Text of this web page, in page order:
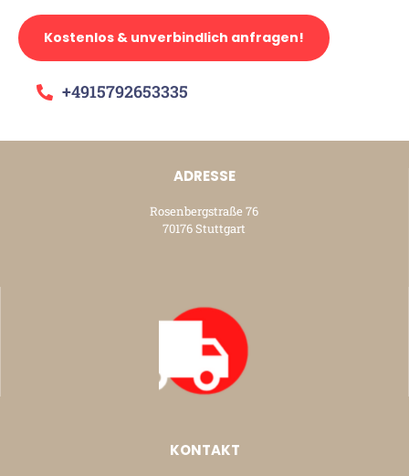
Kostenlos & unverbindlich anfragen!
+4915792653335
ADRESSE
Rosenbergstraße 76
70176 Stuttgart
KONTAKT